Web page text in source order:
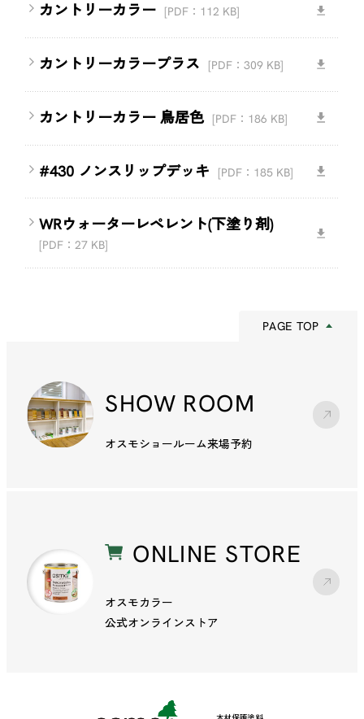
カントリーカラー [PDF：112 KB]
カントリーカラープラス [PDF：309 KB]
カントリーカラー 鳥居色 [PDF：186 KB]
#430 ノンスリップデッキ [PDF：185 KB]
WRウォーターレペレント(下塗り剤)
[PDF：27 KB]
PAGE TOP
SHOW ROOM
オスモショールーム来場予約
ONLINE STORE
オスモカラー
公式オンラインストア